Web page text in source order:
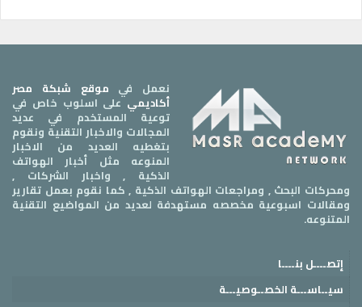
نعمل في موقع شبكة مصر
أكاديميعلى اسلوب خاص في
توعية المستخدم في عديد
المجالات والاخبار التقنية ونقوم
بتغطيه العديد من الاخبار
المنوعه مثل أخبار الهواتف
الذكية , واخبار الشركات ,
ومحركات البحث , ومراجعات الهواتف الذكية , كما نقوم بعمل تقارير
ومقالات اسبوعية مخصصه مستهدفة لعديد من المواضيع التقنية
المتنوعه.
إتصــــل بنــــا
سيــاســـة الخصــوصيـــة